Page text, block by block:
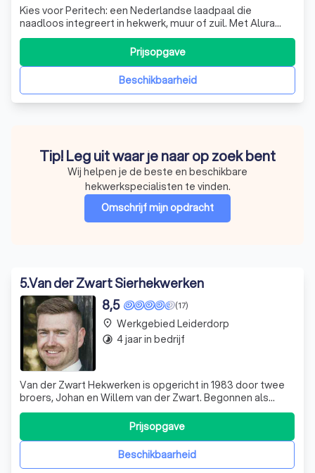
Kies voor Peritech: een Nederlandse laadpaal die
naadloos integreert in hekwerk, muur of zuil. Met Alura
Hekwerk leveren wij montage op topniveau vanuit
jarenlange praktijkkennis.
Beschikbaarheid
Prijsopgave
Tip! Leg uit waar je naar op zoek bent
Wij helpen je de beste en beschikbare
hekwerkspecialisten te vinden.
Omschrijf mijn opdracht
5.Van der Zwart Sierhekwerken
(17)
8,5
Van der Zwart Hekwerken is opgericht in 1983 door twee
broers, Johan en Willem van der Zwart. Begonnen als
specialisten in tuindecoratie en later uitgegroeid tot één
van de bekendste hekwerk bedrijven in de Bollenstreek. In
onze fabriek, gevestigd aan de drechsberg 1 voorhout,
worden al onze produBeschikbaarheid
Prijsopgave
place Werkgebied Leiderdorp
timelapse 4 jaar in bedrijf